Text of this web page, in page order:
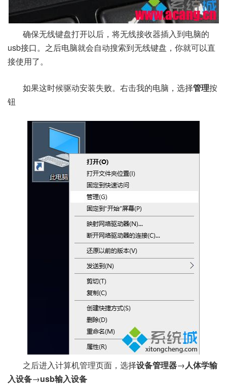
确保无线键盘打开以后，将无线接收器插入到电脑的
usb接口。之后电脑就会自动搜索到无线键盘，你就可以直
接使用了。
如果这时候驱动安装失败。右击我的电脑，选择管理按
钮
之后进入计算机管理页面，选择设备管理器→人体学输
入设备→usb输入设备